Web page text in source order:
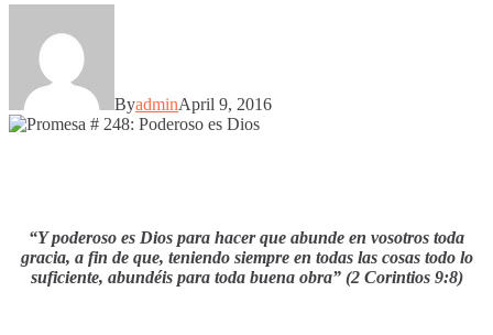
ByadminApril 9, 2016
“Y poderoso es Dios para hacer que abunde en vosotros toda
gracia, a fin de que, teniendo siempre en todas las cosas todo lo
suficiente, abundéis para toda buena obra” (2 Corintios 9:8)